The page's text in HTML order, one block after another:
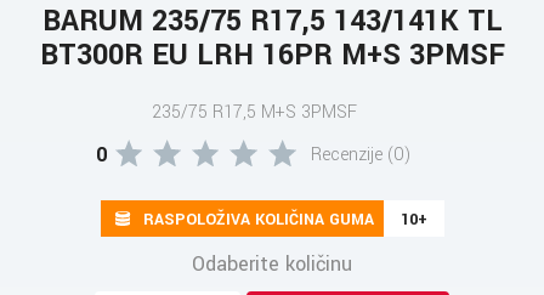
BARUM 235/75 R17,5 143/141K TL
BT300R EU LRH 16PR M+S 3PMSF
235/75 R17,5 M+S 3PMSF
0 Recenzije (0)
RASPOLOŽIVA KOLIČINA GUMA 10+
Odaberite količinu